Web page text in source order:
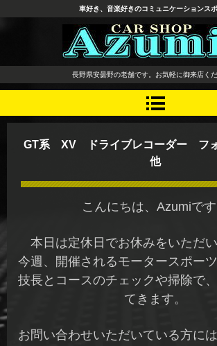
長野県 安曇野市 タイ
イール デッドニング
ーディオ レカロシート
車好き、音楽好きのコミュニケーションス
長野県安曇野の老舗です。お気軽に御来店く
GT系 XV ドライブレコーダー フ
他
こんにちは、Azumiで
本日は定休日でお休みをいただい
今週、開催されるモータースポー
技長とコースのチェックや掃除で
てきます。
お問い合わせいただいている方に